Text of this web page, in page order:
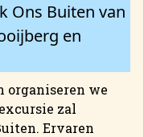
Ons Buiten van
en
organiseren we
zal
Ervaren